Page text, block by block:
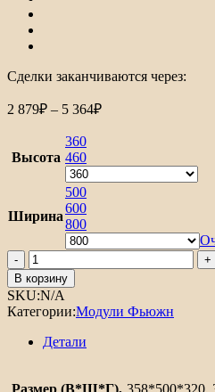
Сделки заканчиваются через:
2 879₽ – 5 364₽Диапазон
Высота
360
460
Ширина
500
600
800
Количество
товара
Шкаф
верхний
горизонтальный
Фьюжн
В корзину
SKU:N/A
Категории:Модули Фьюжн
Детали
Размер (В*Ш*Г), 358*500*320,